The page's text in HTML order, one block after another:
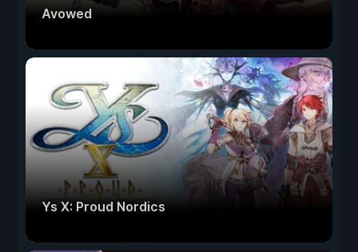
Avowed
Ys X: Proud Nordics